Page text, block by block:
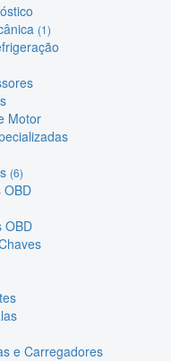
(1)
Motor
(6)
OBD
OBD
e Carregadores